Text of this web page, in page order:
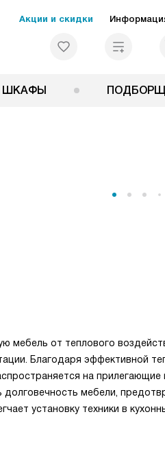
Акции и скидки
ШКАФЫ
мебель от теплового
Благодаря эффективной
на
мебели,
установку техники в